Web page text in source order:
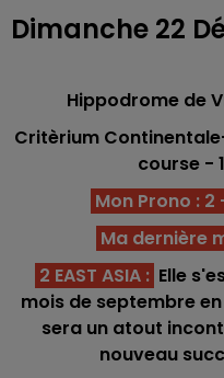
Dimanche 22
Hippodrome de
Critèrium
course -
Mon Prono : 2
Ma dernière
2 EAST ASIA : Elle
mois de septembre
sera un atout
nouveau